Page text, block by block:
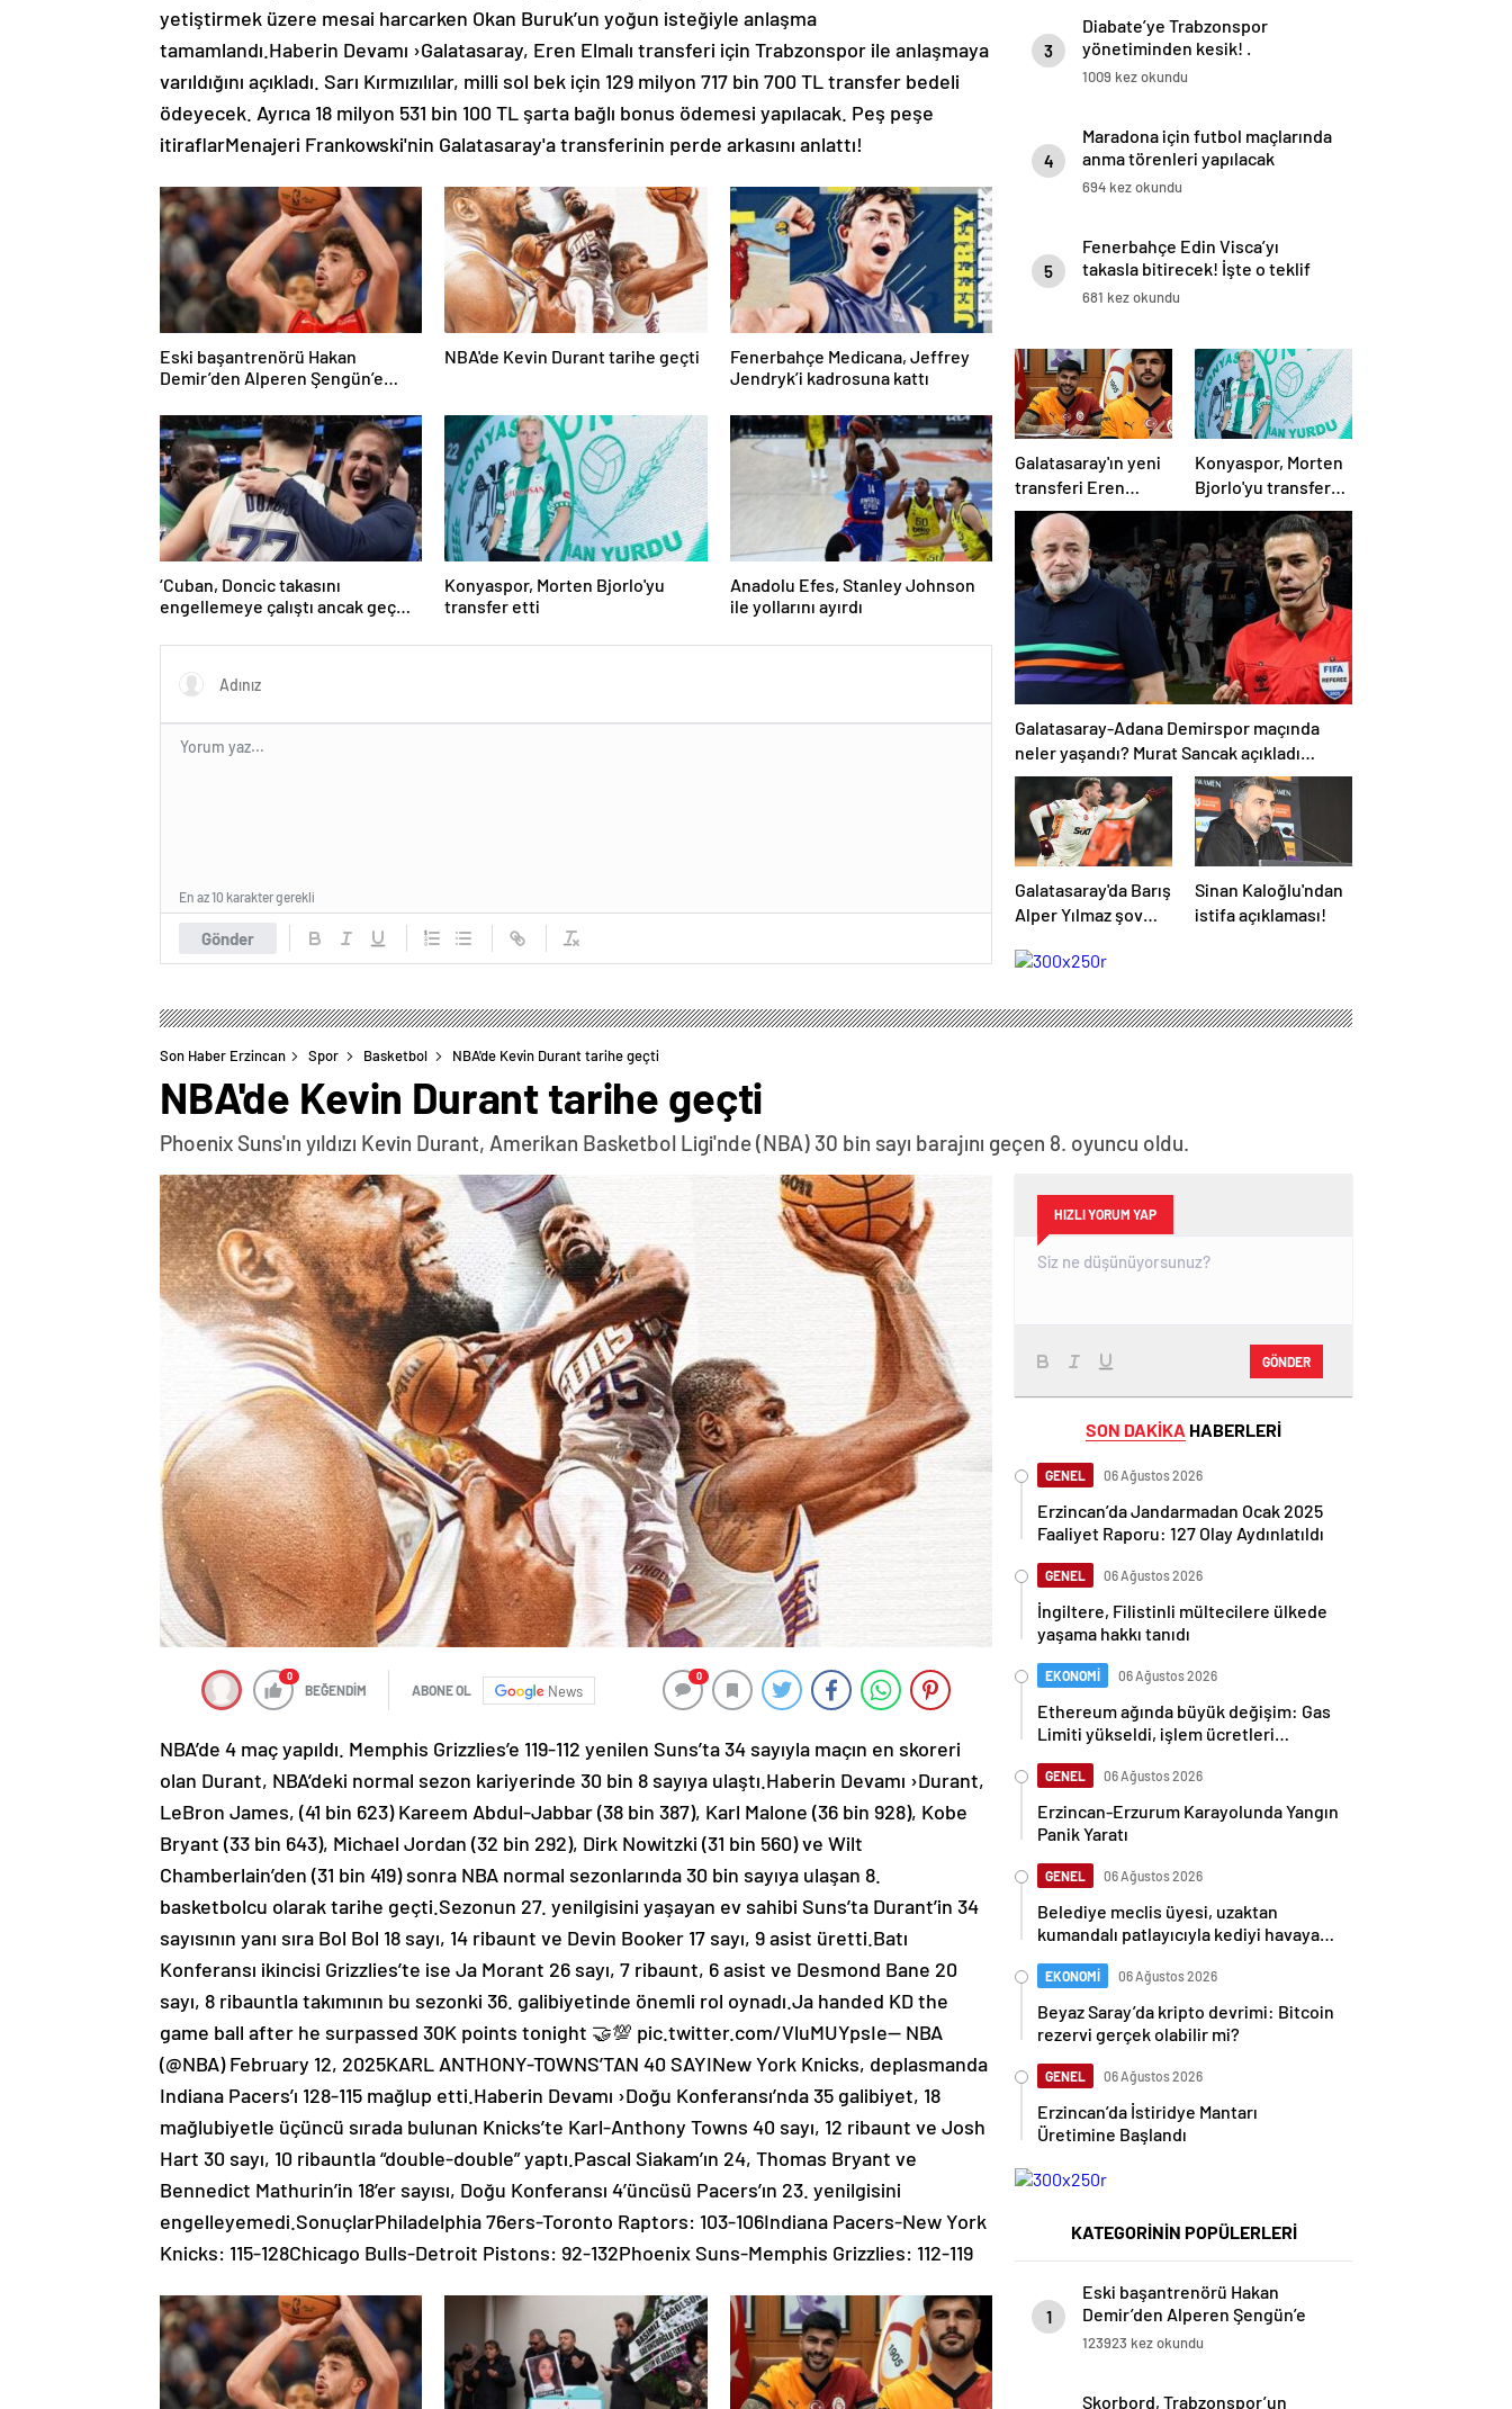
yetiştirmek üzere mesai harcarken Okan Buruk’un yoğun isteğiyle anlaşma
tamamlandı.Haberin Devamı ›Galatasaray, Eren Elmalı transferi için Trabzonspor ile anlaşmaya
varıldığını açıkladı. Sarı Kırmızılılar, milli sol bek için 129 milyon 717 bin 700 TL transfer bedeli
ödeyecek. Ayrıca 18 milyon 531 bin 100 TL şarta bağlı bonus ödemesi yapılacak. Peş peşe
itiraflarMenajeri Frankowski'nin Galatasaray'a transferinin perde arkasını anlattı!
Eski başantrenörü Hakan
Demir’den Alperen Şengün’e
NBA'de Kevin Durant tarihe geçti
Fenerbahçe Medicana, Jeffrey
Jendryk’i kadrosuna kattı
‘Cuban, Doncic takasını
engellemeye çalıştı ancak geç
Konyaspor, Morten Bjorlo'yu
transfer etti
Anadolu Efes, Stanley Johnson
ile yollarını ayırdı
Gönder
En az 10 karakter gerekli
3
Diabate’ye Trabzonspor
yönetiminden kesik! .
1009 kez okundu
4
Maradona için futbol maçlarında
anma törenleri yapılacak
694 kez okundu
5
Fenerbahçe Edin Visca’yı
takasla bitirecek! İşte o teklif
681 kez okundu
Galatasaray'ın yeni
transferi Eren
Elmalı formayı
giydi!
Konyaspor, Morten
Bjorlo'yu transfer
etti
Galatasaray-Adana Demirspor maçında
neler yaşandı? Murat Sancak açıkladı
'Ensesindeyim, vay onun haline'
Galatasaray'da Barış
Alper Yılmaz şov
Sinan Kaloğlu'ndan
istifa açıklaması!
Son Haber Erzincan Spor Basketbol NBA'de Kevin Durant tarihe geçti
NBA'de Kevin Durant tarihe geçti
Phoenix Suns'ın yıldızı Kevin Durant, Amerikan Basketbol Ligi'nde (NBA) 30 bin sayı barajını geçen 8. oyuncu oldu.
0
BEĞENDİM ABONE OL News
0
NBA’de 4 maç yapıldı. Memphis Grizzlies’e 119-112 yenilen Suns’ta 34 sayıyla maçın en skoreri
olan Durant, NBA’deki normal sezon kariyerinde 30 bin 8 sayıya ulaştı.Haberin Devamı ›Durant,
LeBron James, (41 bin 623) Kareem Abdul-Jabbar (38 bin 387), Karl Malone (36 bin 928), Kobe
Bryant (33 bin 643), Michael Jordan (32 bin 292), Dirk Nowitzki (31 bin 560) ve Wilt
Chamberlain’den (31 bin 419) sonra NBA normal sezonlarında 30 bin sayıya ulaşan 8.
basketbolcu olarak tarihe geçti.Sezonun 27. yenilgisini yaşayan ev sahibi Suns’ta Durant’in 34
sayısının yanı sıra Bol Bol 18 sayı, 14 ribaunt ve Devin Booker 17 sayı, 9 asist üretti.Batı
Konferansı ikincisi Grizzlies’te ise Ja Morant 26 sayı, 7 ribaunt, 6 asist ve Desmond Bane 20
sayı, 8 ribauntla takımının bu sezonki 36. galibiyetinde önemli rol oynadı.Ja handed KD the
game ball after he surpassed 30K points tonight 🤝💯 pic.twitter.com/VluMUYpsIe— NBA
(@NBA) February 12, 2025KARL ANTHONY-TOWNS’TAN 40 SAYINew York Knicks, deplasmanda
Indiana Pacers’ı 128-115 mağlup etti.Haberin Devamı ›Doğu Konferansı’nda 35 galibiyet, 18
mağlubiyetle üçüncü sırada bulunan Knicks’te Karl-Anthony Towns 40 sayı, 12 ribaunt ve Josh
Hart 30 sayı, 10 ribauntla “double-double” yaptı.Pascal Siakam’ın 24, Thomas Bryant ve
Bennedict Mathurin’in 18’er sayısı, Doğu Konferansı 4’üncüsü Pacers’ın 23. yenilgisini
engelleyemedi.SonuçlarPhiladelphia 76ers-Toronto Raptors: 103-106Indiana Pacers-New York
Knicks: 115-128Chicago Bulls-Detroit Pistons: 92-132Phoenix Suns-Memphis Grizzlies: 112-119
HIZLI YORUM YAP
GÖNDER
SON DAKİKA HABERLERİ
GENEL 06 Ağustos 2026
Erzincan’da Jandarmadan Ocak 2025
Faaliyet Raporu: 127 Olay Aydınlatıldı
GENEL 06 Ağustos 2026
İngiltere, Filistinli mültecilere ülkede
yaşama hakkı tanıdı
EKONOMİ 06 Ağustos 2026
Ethereum ağında büyük değişim: Gas
Limiti yükseldi, işlem ücretleri
GENEL 06 Ağustos 2026
Erzincan-Erzurum Karayolunda Yangın
Panik Yaratı
GENEL 06 Ağustos 2026
Belediye meclis üyesi, uzaktan
kumandalı patlayıcıyla kediyi havaya
EKONOMİ 06 Ağustos 2026
Beyaz Saray’da kripto devrimi: Bitcoin
rezervi gerçek olabilir mi?
GENEL 06 Ağustos 2026
Erzincan’da İstiridye Mantarı
Üretimine Başlandı
KATEGORİNİN POPÜLERLERİ
1
Eski başantrenörü Hakan
Demir’den Alperen Şengün’e
övgü
123923 kez okundu
Skorbord, Trabzonspor’un